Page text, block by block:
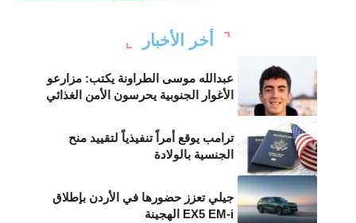
أخر الأخبار
عبدالله موسى الطراونة يكتب: مزارعو
الأغوار الجنوبية يحرسون الأمن الغذائي
ترامب يوقع أمراً تنفيذياً لتقييد منح
الجنسية بالولادة
جيلي تعزز حضورها في الأردن بإطلاق
EX5 EM-i الهجينة